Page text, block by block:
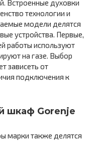
Встроенные духовки
технологии и
модели делятся
устройства. Первые,
работы используют
на газе. Выбор
зависеть от
подключения к
шкаф Gorenje
марки также делятся